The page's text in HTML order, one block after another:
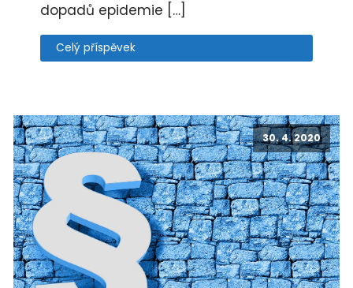
dopadů epidemie […]
Celý příspěvek
30. 4. 2020